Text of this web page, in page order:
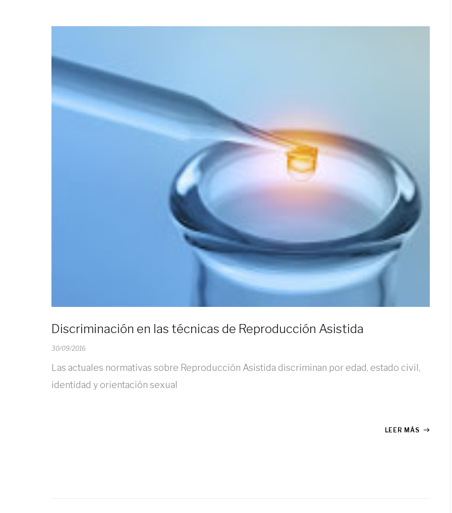
Discriminación en las técnicas de Reproducción Asistida
30/09/2016
Las actuales normativas sobre Reproducción Asistida discriminan por edad, estado civil,
identidad y orientación sexual
LEER MÁS